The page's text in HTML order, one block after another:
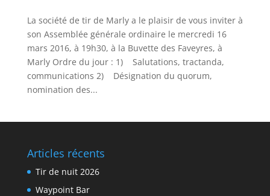
La société de tir de Marly a le plaisir de vous inviter à
son Assemblée générale ordinaire le mercredi 16
mars 2016, à 19h30, à la Buvette des Faveyres, à
Marly Ordre du jour : 1) Salutations, tractanda,
communications 2) Désignation du quorum,
nomination des...
Articles récents
Tir de nuit 2026
Waypoint Bar